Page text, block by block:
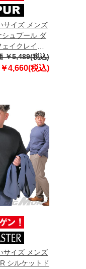
サイズ メンズ
シュプール ダ
イクレイヤ
5402-617z
￥5,489(税込)
￥4,660(税込)
サイズ メンズ
シルケットド